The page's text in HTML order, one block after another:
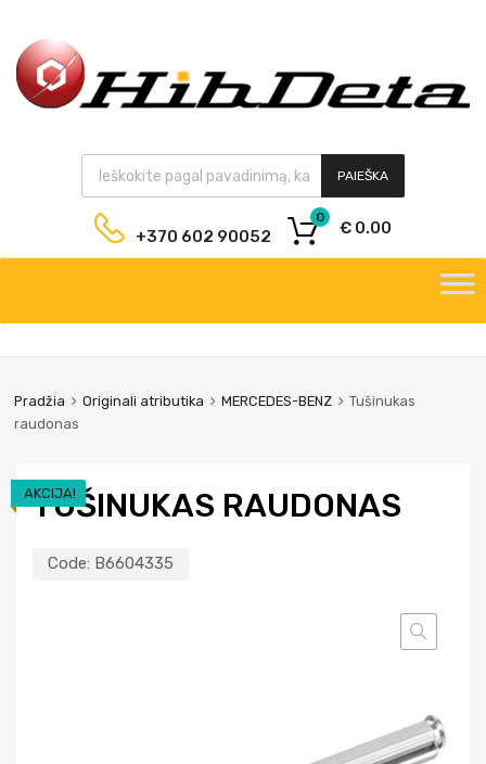
PAIEŠKA
+370 602 90052 € 0.00
0
Pradžia Originali atributika MERCEDES-BENZ
Tušinukas
raudonas
TUŠINUKAS RAUDONAS
Code: B6604335
AKCIJA!